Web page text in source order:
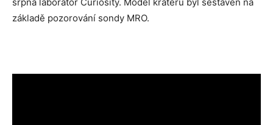
základě pozorování sondy MRO.